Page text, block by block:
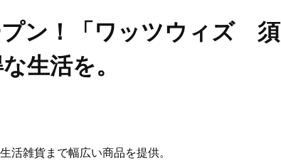
プン！「ワッツウィズ 須
生活を。
活雑貨まで幅広い商品を提供。